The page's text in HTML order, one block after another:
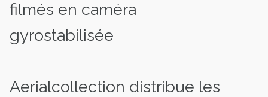
filmés en caméra
gyrostabilisée
Aerialcollection distribue les